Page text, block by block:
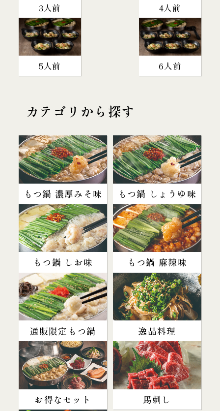
3人前 4人前
5人前 6人前
カテゴリから探す
もつ鍋 濃厚みそ味 もつ鍋 しょうゆ味
もつ鍋 しお味 もつ鍋 麻辣味
通販限定もつ鍋 逸品料理
お得なセット 馬刺し